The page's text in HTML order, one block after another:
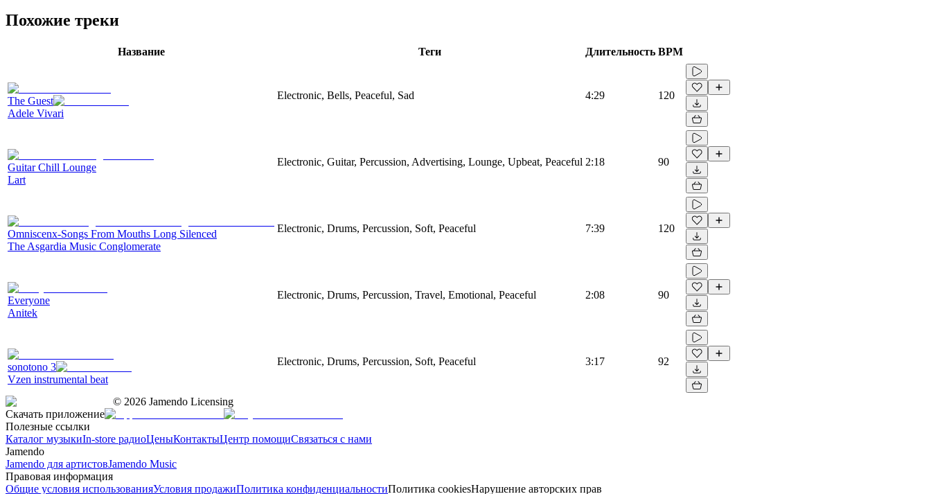
Похожие треки
Название Теги Длительность BPM
The Guest
Adele Vivari
Electronic, Bells, Peaceful, Sad 4:29 120
Guitar Chill Lounge
Lart
Electronic, Guitar, Percussion, Advertising, Lounge, Upbeat, Peaceful 2:18 90
Omniscenx-Songs From Mouths Long Silenced
The Asgardia Music Conglomerate
Electronic, Drums, Percussion, Soft, Peaceful 7:39 120
Everyone
Anitek
Electronic, Drums, Percussion, Travel, Emotional, Peaceful 2:08 90
sonotono 3
Vzen instrumental beat
Electronic, Drums, Percussion, Soft, Peaceful 3:17 92
© 2026 Jamendo Licensing
Скачать приложение
Полезные ссылки
Каталог музыкиIn-store радиоЦеныКонтактыЦентр помощиСвязаться с нами
Jamendo
Jamendo для артистовJamendo Music
Правовая информация
Общие условия использованияУсловия продажиПолитика конфиденциальностиПолитика cookiesНарушение авторских прав